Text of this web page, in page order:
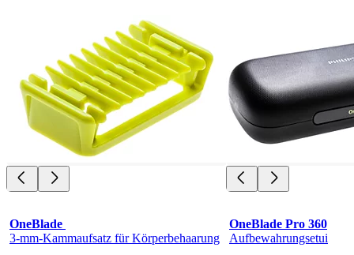
OneBlade
3-mm-Kammaufsatz für Körperbehaarung
OneBlade Pro 360
Aufbewahrungsetui